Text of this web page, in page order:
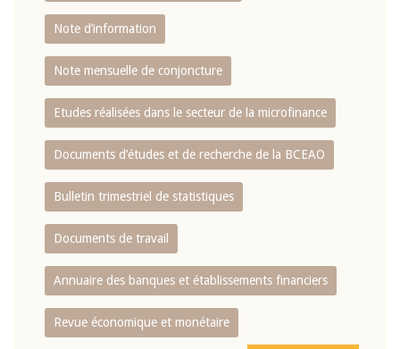
Note d’information
Note mensuelle de conjoncture
Etudes réalisées dans le secteur de la microfinance
Documents d’études et de recherche de la BCEAO
Bulletin trimestriel de statistiques
Documents de travail
Annuaire des banques et établissements financiers
Revue économique et monétaire